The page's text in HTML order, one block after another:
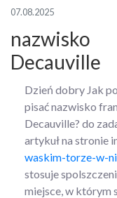
07.08.2025
nazwisko
Decauville
Dzień dobry Jak
pisać nazwisko
Decauville? do
artykuł na stronie
waskim-torze-w-
stosuje
miejsce, w którym